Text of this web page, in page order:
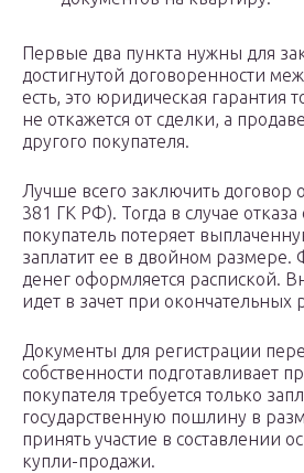
Первые два пункта нужны для
достигнутой договоренности
есть, это юридическая гарантия
не откажется от сделки, а
другого покупателя.
Лучше всего заключить договор о
381 ГК РФ). Тогда в случае отказа
покупатель потеряет
заплатит ее в двойном размере.
денег оформляется распиской.
идет в зачет при окончательных
Документы для регистрации
собственности подготавливает
покупателя требуется только
государственную пошлину в
принять участие в составлении
купли-продажи.